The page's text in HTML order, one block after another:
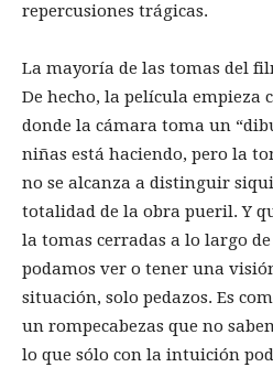
repercusiones trágicas.
La mayoría de las tomas del
De hecho, la película empieza
donde la cámara toma un
niñas está haciendo, pero la
no se alcanza a distinguir
totalidad de la obra pueril. Y
la tomas cerradas a lo largo
podamos ver o tener una
situación, solo pedazos. Es
un rompecabezas que no
lo que sólo con la intuición